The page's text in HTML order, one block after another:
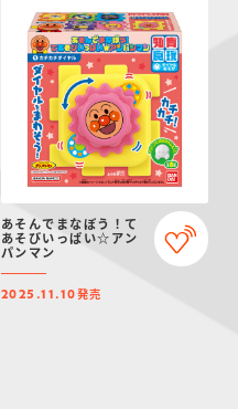
あそんでまなぼう！て
あそびいっぱい☆アン
パンマン
2025.11.10発売